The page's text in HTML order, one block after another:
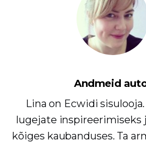
Andmeid
Lina on Ecwidi
lugejate inspireerimiseks
kõiges kaubanduses. Ta